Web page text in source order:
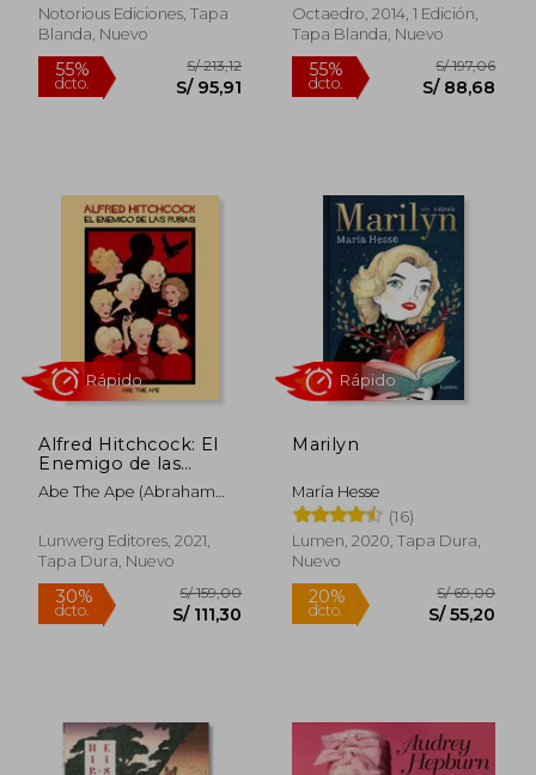
55%
dcto. S/ 77,69
10%
dcto. S/
Notorious Ediciones, Tapa
Blanda, Nuevo
55% S/ 213,12
Octaedro, 2014, 1 Edición,
Tapa Blanda, Nuevo
55% S/
Alfred Hitchcock: El
Enemigo de las
Rubias
Abe The Ape (Abraham
Lunwerg Editores, 2021,
Tapa Dura, Nuevo
Marilyn
María Hesse
(16)
Lumen, 2020, Tapa Dura,
Nuevo